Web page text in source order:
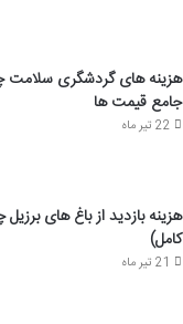
هزینه های گردشگری سلامت
جامع قیمت ها
22 تیر ماه
هزینه بازدید از باغ های
کامل)
21 تیر ماه